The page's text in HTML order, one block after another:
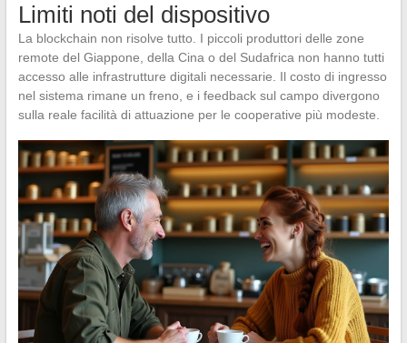
Limiti noti del dispositivo
La blockchain non risolve tutto. I piccoli produttori delle zone
remote del Giappone, della Cina o del Sudafrica non hanno tutti
accesso alle infrastrutture digitali necessarie. Il costo di ingresso
nel sistema rimane un freno, e i feedback sul campo divergono
sulla reale facilità di attuazione per le cooperative più modeste.